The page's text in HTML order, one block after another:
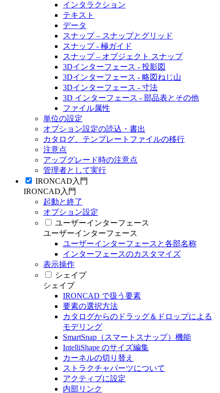
インタラクション
テキスト
データ
スナップ – スナップとグリッド
スナップ - 極ガイド
スナップ – オブジェクト スナップ
3Dインターフェース - 投影図
3Dインターフェース - 略図ねじ山
3Dインターフェース - 寸法
3D インターフェース - 部品表とその他
ファイル属性
単位の設定
オプション設定の読込・書出
カタログ、テンプレートファイルの移行
注意点
アップグレード時の注意点
管理者として実行
IRONCAD入門
IRONCAD入門
起動と終了
オプション設定
ユーザーインターフェース
ユーザーインターフェース
ユーザーインターフェースと各部名称
インターフェースのカスタマイズ
表示操作
シェイプ
シェイプ
IRONCAD で扱う要素
要素の選択方法
カタログからのドラッグ＆ドロップによる
モデリング
SmartSnap（スマートスナップ）機能
IntelliShape のサイズ編集
カーネルの切り替え
ストラクチャパーツについて
アクティブに設定
内部リンク